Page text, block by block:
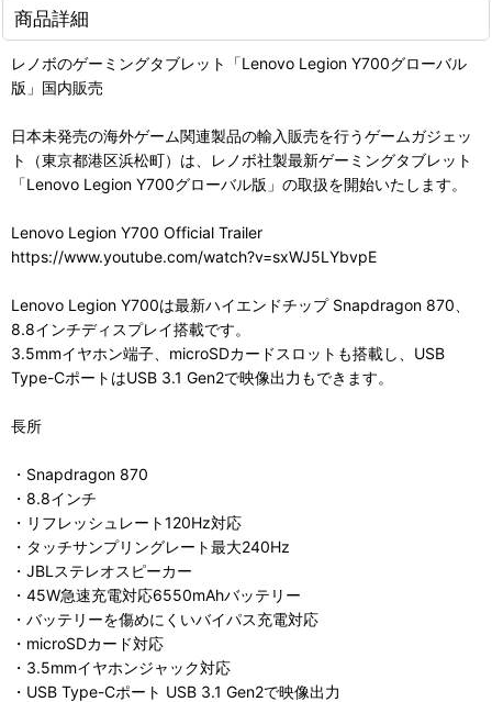
商品詳細
レノボのゲーミングタブレット「Lenovo Legion Y700グローバル
版」国内販売
日本未発売の海外ゲーム関連製品の輸入販売を行うゲームガジェッ
ト（東京都港区浜松町）は、レノボ社製最新ゲーミングタブレット
「Lenovo Legion Y700グローバル版」の取扱を開始いたします。
Lenovo Legion Y700 Official Trailer
https://www.youtube.com/watch?v=sxWJ5LYbvpE
Lenovo Legion Y700は最新ハイエンドチップ Snapdragon 870、
8.8インチディスプレイ搭載です。
3.5mmイヤホン端子、microSDカードスロットも搭載し、USB
Type-CポートはUSB 3.1 Gen2で映像出力もできます。
長所
・Snapdragon 870
・8.8インチ
・リフレッシュレート120Hz対応
・タッチサンプリングレート最大240Hz
・JBLステレオスピーカー
・45W急速充電対応6550mAhバッテリー
・バッテリーを傷めにくいバイパス充電対応
・microSDカード対応
・3.5mmイヤホンジャック対応
・USB Type-Cポート USB 3.1 Gen2で映像出力